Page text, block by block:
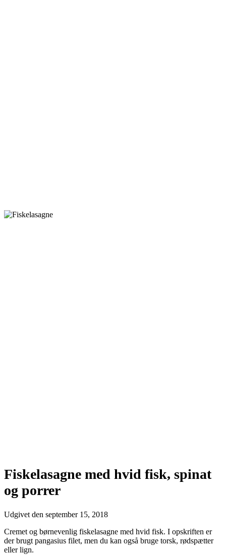
Fiskelasagne med hvid fisk, spinat
og porrer
Udgivet den september 15, 2018
Cremet og børnevenlig fiskelasagne med hvid fisk. I opskriften er
der brugt pangasius filet, men du kan også bruge torsk, rødspætter
eller lign.